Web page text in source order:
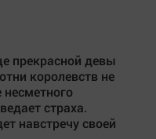
прекрасной девы
королевств не
несметного
страха.
навстречу своей